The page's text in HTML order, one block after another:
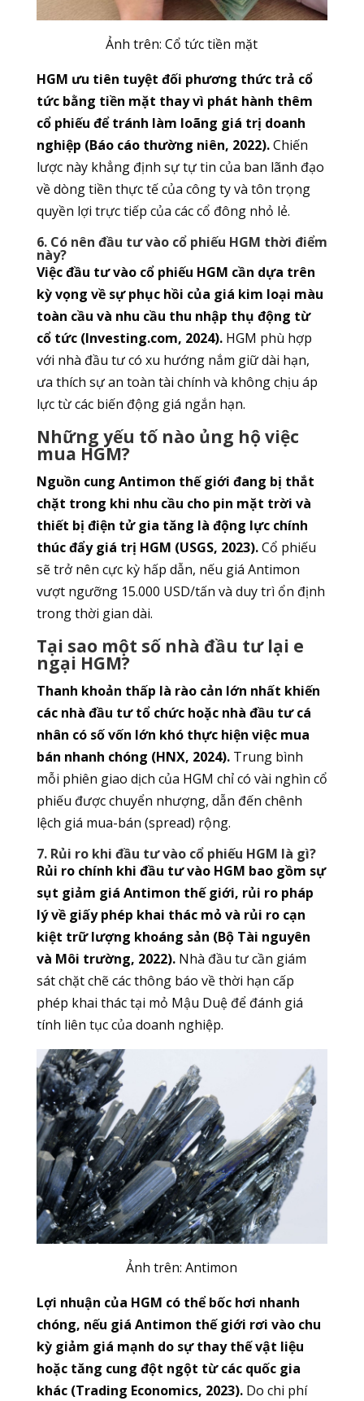
Ảnh trên: Cổ tức tiền mặt
HGM ưu tiên tuyệt đối phương thức trả cổ
tức bằng tiền mặt thay vì phát hành thêm
cổ phiếu để tránh làm loãng giá trị doanh
nghiệp (Báo cáo thường niên, 2022).Chiến
lược này khẳng định sự tự tin của ban lãnh đạo
về dòng tiền thực tế của công ty và tôn trọng
quyền lợi trực tiếp của các cổ đông nhỏ lẻ.
6. Có nên đầu tư vào cổ phiếu HGM thời điểm
này?
Việc đầu tư vào cổ phiếu HGM cần dựa trên
kỳ vọng về sự phục hồi của giá kim loại màu
toàn cầu và nhu cầu thu nhập thụ động từ
cổ tức (Investing.com, 2024).HGM phù hợp
với nhà đầu tư có xu hướng nắm giữ dài hạn,
ưa thích sự an toàn tài chính và không chịu áp
lực từ các biến động giá ngắn hạn.
Những yếu tố nào ủng hộ việc
mua HGM?
Nguồn cung Antimon thế giới đang bị thắt
chặt trong khi nhu cầu cho pin mặt trời và
thiết bị điện tử gia tăng là động lực chính
thúc đẩy giá trị HGM (USGS, 2023).Cổ phiếu
sẽ trở nên cực kỳ hấp dẫn, nếu giá Antimon
vượt ngưỡng 15.000 USD/tấn và duy trì ổn định
trong thời gian dài.
Tại sao một số nhà đầu tư lại e
ngại HGM?
Thanh khoản thấp là rào cản lớn nhất khiến
các nhà đầu tư tổ chức hoặc nhà đầu tư cá
nhân có số vốn lớn khó thực hiện việc mua
bán nhanh chóng (HNX, 2024).Trung bình
mỗi phiên giao dịch của HGM chỉ có vài nghìn cổ
phiếu được chuyển nhượng, dẫn đến chênh
lệch giá mua-bán (spread) rộng.
7. Rủi ro khi đầu tư vào cổ phiếu HGM là gì?
Rủi ro chính khi đầu tư vào HGM bao gồm sự
sụt giảm giá Antimon thế giới, rủi ro pháp
lý về giấy phép khai thác mỏ và rủi ro cạn
kiệt trữ lượng khoáng sản (Bộ Tài nguyên
và Môi trường, 2022).Nhà đầu tư cần giám
sát chặt chẽ các thông báo về thời hạn cấp
phép khai thác tại mỏ Mậu Duệ để đánh giá
tính liên tục của doanh nghiệp.
Ảnh trên: Antimon
Lợi nhuận của HGM có thể bốc hơi nhanh
chóng, nếu giá Antimon thế giới rơi vào chu
kỳ giảm giá mạnh do sự thay thế vật liệu
hoặc tăng cung đột ngột từ các quốc gia
khác (Trading Economics, 2023).Do chi phí